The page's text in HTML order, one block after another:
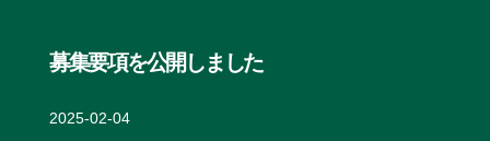
募集要項を公開しました
2025-02-04